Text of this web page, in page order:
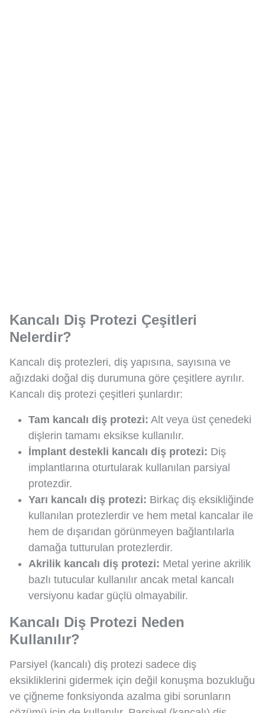
Kancalı Diş Protezi Çeşitleri
Nelerdir?
Kancalı diş protezleri, diş yapısına, sayısına ve
ağızdaki doğal diş durumuna göre çeşitlere ayrılır.
Kancalı diş protezi çeşitleri şunlardır:
Tam kancalı diş protezi: Alt veya üst çenedeki
dişlerin tamamı eksikse kullanılır.
İmplant destekli kancalı diş protezi: Diş
implantlarına oturtularak kullanılan parsiyal
protezdir.
Yarı kancalı diş protezi: Birkaç diş eksikliğinde
kullanılan protezlerdir ve hem metal kancalar ile
hem de dışarıdan görünmeyen bağlantılarla
damağa tutturulan protezlerdir.
Akrilik kancalı diş protezi: Metal yerine akrilik
bazlı tutucular kullanılır ancak metal kancalı
versiyonu kadar güçlü olmayabilir.
Kancalı Diş Protezi Neden
Kullanılır?
Parsiyel (kancalı) diş protezi sadece diş
eksikliklerini gidermek için değil konuşma bozukluğu
ve çiğneme fonksiyonda azalma gibi sorunların